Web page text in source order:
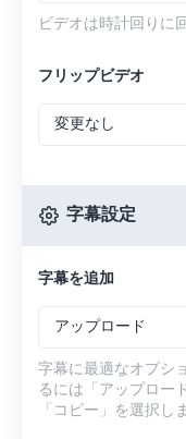
ビデオは時計回りに
フリップビデオ
変更なし
字幕設定
字幕を追加
アップロード
字幕に最適なオプシ
るには「アップロー
「コピー」を選択し